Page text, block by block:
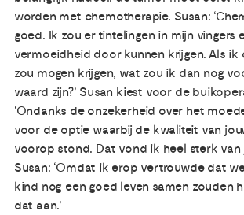
worden met chemotherapie. Susan:
goed. Ik zou er tintelingen in mijn vingers
vermoeidheid door kunnen krijgen. Als ik
zou mogen krijgen, wat zou ik dan nog
waard zijn?’ Susan kiest voor de
‘Ondanks de onzekerheid over het
voor de optie waarbij de kwaliteit van
voorop stond. Dat vond ik heel sterk van
Susan: ‘Omdat ik erop vertrouwde dat
kind nog een goed leven samen zouden
dat aan.’